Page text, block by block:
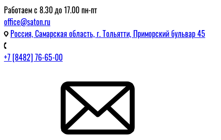
Работаем с 8.30 до 17.00 пн-пт
office@saton.ru
Россия, Самарская область, г. Тольятти, Приморский бульвар 45
+7 [8482] 76-65-00